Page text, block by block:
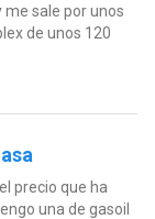
sale por unos
de unos 120
precio que ha
una de gasoil